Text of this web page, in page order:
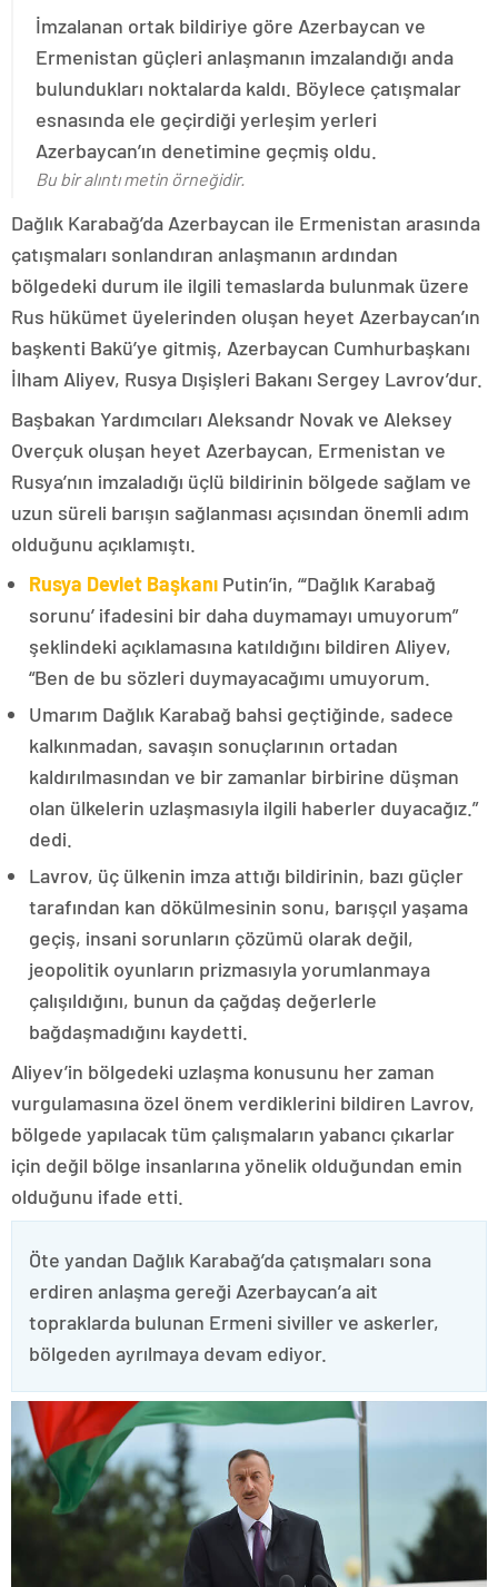
İmzalanan ortak bildiriye göre Azerbaycan ve
Ermenistan güçleri anlaşmanın imzalandığı anda
bulundukları noktalarda kaldı. Böylece çatışmalar
esnasında ele geçirdiği yerleşim yerleri
Azerbaycan’ın denetimine geçmiş oldu.
Bu bir alıntı metin örneğidir.
Dağlık Karabağ’da Azerbaycan ile Ermenistan arasında
çatışmaları sonlandıran anlaşmanın ardından
bölgedeki durum ile ilgili temaslarda bulunmak üzere
Rus hükümet üyelerinden oluşan heyet Azerbaycan’ın
başkenti Bakü’ye gitmiş, Azerbaycan Cumhurbaşkanı
İlham Aliyev, Rusya Dışişleri Bakanı Sergey Lavrov’dur.
Başbakan Yardımcıları Aleksandr Novak ve Aleksey
Overçuk oluşan heyet Azerbaycan, Ermenistan ve
Rusya’nın imzaladığı üçlü bildirinin bölgede sağlam ve
uzun süreli barışın sağlanması açısından önemli adım
olduğunu açıklamıştı.
Rusya Devlet Başkanı Putin’in, “‘Dağlık Karabağ
sorunu’ ifadesini bir daha duymamayı umuyorum”
şeklindeki açıklamasına katıldığını bildiren Aliyev,
“Ben de bu sözleri duymayacağımı umuyorum.
Umarım Dağlık Karabağ bahsi geçtiğinde, sadece
kalkınmadan, savaşın sonuçlarının ortadan
kaldırılmasından ve bir zamanlar birbirine düşman
olan ülkelerin uzlaşmasıyla ilgili haberler duyacağız.”
dedi.
Lavrov, üç ülkenin imza attığı bildirinin, bazı güçler
tarafından kan dökülmesinin sonu, barışçıl yaşama
geçiş, insani sorunların çözümü olarak değil,
jeopolitik oyunların prizmasıyla yorumlanmaya
çalışıldığını, bunun da çağdaş değerlerle
bağdaşmadığını kaydetti.
Aliyev’in bölgedeki uzlaşma konusunu her zaman
vurgulamasına özel önem verdiklerini bildiren Lavrov,
bölgede yapılacak tüm çalışmaların yabancı çıkarlar
için değil bölge insanlarına yönelik olduğundan emin
olduğunu ifade etti.
Öte yandan Dağlık Karabağ’da çatışmaları sona
erdiren anlaşma gereği Azerbaycan’a ait
topraklarda bulunan Ermeni siviller ve askerler,
bölgeden ayrılmaya devam ediyor.